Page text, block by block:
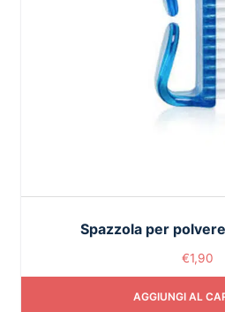
Spazzola per
€1,90
AGGIUNGI AL